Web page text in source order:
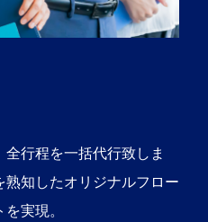
行程を一括代行致しま
知したオリジナルフロー
実現。